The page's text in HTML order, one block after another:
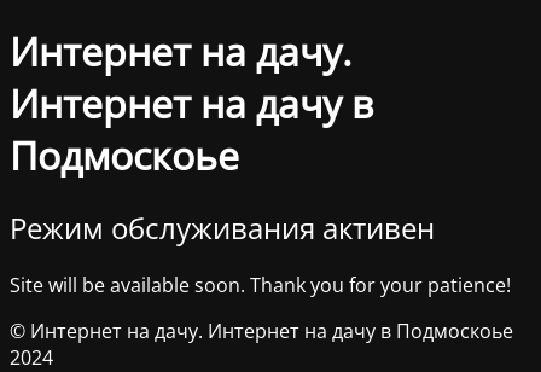
Интернет на дачу.
Интернет на дачу в
Подмоскоье
Режим обслуживания активен
Site will be available soon. Thank you for your patience!
© Интернет на дачу. Интернет на дачу в Подмоскоье
2024